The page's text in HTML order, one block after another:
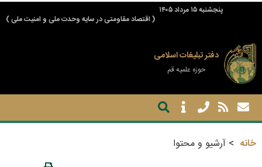
پنجشنبه ۱۵ مرداد ۱۴۰۵
( اقتصاد مقاومتی در سایه وحدت ملی و امنیت ملی )
دفتر تبلیغات اسلامی
حوزه علمیه قم
خانه آرشیو و محتوا